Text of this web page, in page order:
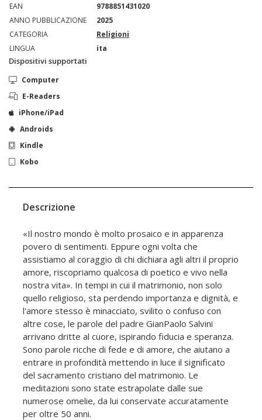
EAN
9788851431020
ANNO PUBBLICAZIONE
2025
CATEGORIA
Religioni
LINGUA
ita
Dispositivi supportati
Computer
E-Readers
iPhone/iPad
Androids
Kindle
Kobo
Descrizione
«Il nostro mondo è molto prosaico e in apparenza
povero di sentimenti. Eppure ogni volta che
assistiamo al coraggio di chi dichiara agli altri il proprio
amore, riscopriamo qualcosa di poetico e vivo nella
nostra vita». In tempi in cui il matrimonio, non solo
quello religioso, sta perdendo importanza e dignità, e
l'amore stesso è minacciato, svilito o confuso con
altre cose, le parole del padre GianPaolo Salvini
arrivano dritte al cuore, ispirando fiducia e speranza.
Sono parole ricche di fede e di amore, che aiutano a
entrare in profondità mettendo in luce il significato
del sacramento cristiano del matrimonio. Le
meditazioni sono state estrapolate dalle sue
numerose omelie, da lui conservate accuratamente
per oltre 50 anni.